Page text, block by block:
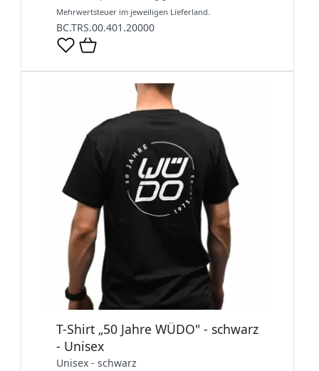
Mehrwertsteuer im jeweiligen Lieferland.
BC.TRS.00.401.20000
T-Shirt „50 Jahre WÜDO" - schwarz
- Unisex
Unisex - schwarz